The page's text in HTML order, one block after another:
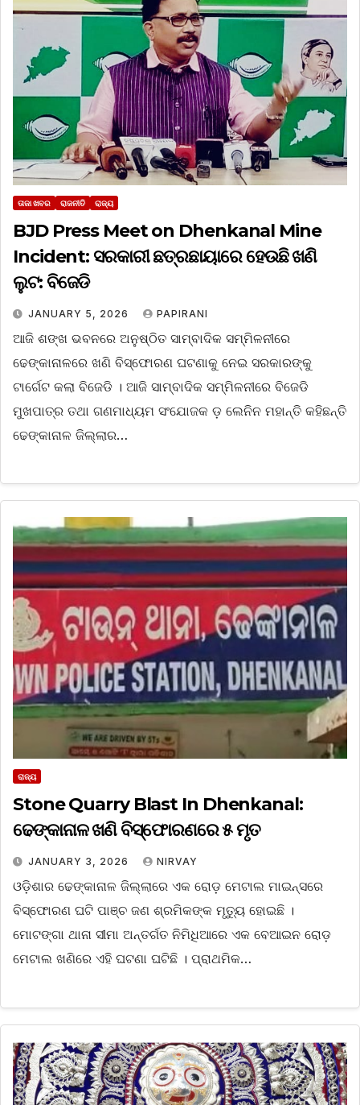
ତାଜା ଖବର ରାଜନୀତି ରାଜ୍ୟ
BJD Press Meet on Dhenkanal Mine
Incident: ସରକାରୀ ଛତ୍ରଛାୟାରେ ହେଉଛି ଖଣି
ଲୁଟ: ବିଜେଡି
JANUARY 5, 2026 PAPIRANI
ଆଜି ଶଙ୍ଖ ଭବନରେ ଅନୁଷ୍ଠିତ ସାମ୍ବାଦିକ ସମ୍ମିଳନୀରେ
ଢେଙ୍କାନାଳରେ ଖଣି ବିସ୍ଫୋରଣ ଘଟଣାକୁ ନେଇ ସରକାରଙ୍କୁ
ଟାର୍ଗେଟ କଲା ବିଜେଡି । ଆଜି ସାମ୍ବାଦିକ ସମ୍ମିଳନୀରେ ବିଜେଡି
ମୁଖପାତ୍ର ତଥା ଗଣମାଧ୍ୟମ ସଂଯୋଜକ ଡ଼ ଲେନିନ ମହାନ୍ତି କହିଛନ୍ତି
ଢେଙ୍କାନାଳ ଜିଲ୍ଲାର…
ରାଜ୍ୟ
Stone Quarry Blast In Dhenkanal:
ଢେଙ୍କାନାଳ ଖଣି ବିସ୍ଫୋରଣରେ ୫ ମୃତ
JANUARY 3, 2026 NIRVAY
ଓଡ଼ିଶାର ଢେଙ୍କାନାଳ ଜିଲ୍ଲାରେ ଏକ ରୋଡ଼ ମେଟାଲ ମାଇନ୍ସରେ
ବିସ୍ଫୋରଣ ଘଟି ପାଞ୍ଚ ଜଣ ଶ୍ରମିକଙ୍କ ମୃତ୍ୟୁ ହୋଇଛି ।
ମୋଟଙ୍ଗା ଥାନା ସୀମା ଅନ୍ତର୍ଗତ ନିମିଧିଆରେ ଏକ ବେଆଇନ ରୋଡ଼
ମେଟାଲ ଖଣିରେ ଏହି ଘଟଣା ଘଟିଛି । ପ୍ରାଥମିକ…